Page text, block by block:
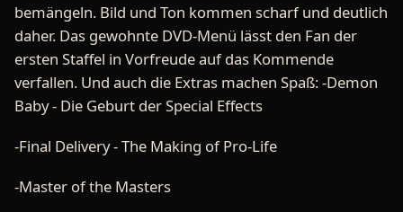
bemängeln. Bild und Ton kommen scharf und deutlich
daher. Das gewohnte DVD-Menü lässt den Fan der
ersten Staffel in Vorfreude auf das Kommende
verfallen. Und auch die Extras machen Spaß: -Demon
Baby - Die Geburt der Special Effects
-Final Delivery - The Making of Pro-Life
-Master of the Masters